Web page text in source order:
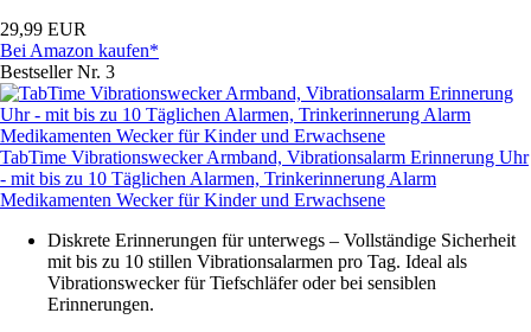
29,99 EUR
Bei Amazon kaufen*
Bestseller Nr. 3
TabTime Vibrationswecker Armband, Vibrationsalarm Erinnerung Uhr
- mit bis zu 10 Täglichen Alarmen, Trinkerinnerung Alarm
Medikamenten Wecker für Kinder und Erwachsene
Diskrete Erinnerungen für unterwegs – Vollständige Sicherheit
mit bis zu 10 stillen Vibrationsalarmen pro Tag. Ideal als
Vibrationswecker für Tiefschläfer oder bei sensiblen
Erinnerungen.​